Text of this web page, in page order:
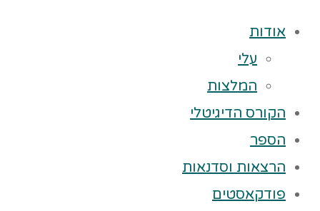
אודות
עלי
המלצות
הקורס הדיגיטלי
הספר
הרצאות וסדנאות
פודקאסטים